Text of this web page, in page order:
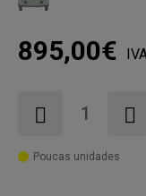
895,00€
Poucas unidades